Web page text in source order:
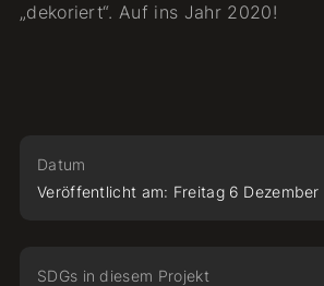
„dekoriert“. Auf ins Jahr 2020!
Datum
Veröffentlicht am: Freitag 6 Dezember
SDGs in diesem Projekt